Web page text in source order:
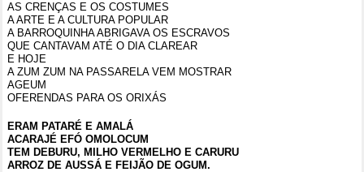
AS CRENÇAS E OS COSTUMES
A ARTE E A CULTURA POPULAR
A BARROQUINHA ABRIGAVA OS ESCRAVOS
QUE CANTAVAM ATÉ O DIA CLAREAR
E HOJE
A ZUM ZUM NA PASSARELA VEM MOSTRAR
AGEUM
OFERENDAS PARA OS ORIXÁS
ERAM PATARÉ E AMALÁ
ACARAJÉ EFÓ OMOLOCUM
TEM DEBURU, MILHO VERMELHO E CARURU
ARROZ DE AUSSÁ E FEIJÃO DE OGUM.